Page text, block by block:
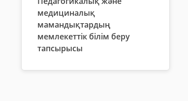
медициналық
мамандықтардың
мемлекеттік білім беру
тапсырысы